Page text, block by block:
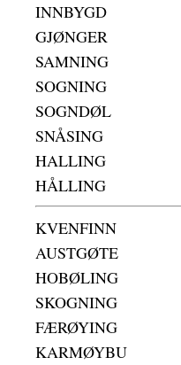
INNBYGD
GJØNGER
SAMNING
SOGNING
SOGNDØL
SNÅSING
HALLING
HÅLLING
KVENFINN
AUSTGØTE
HOBØLING
SKOGNING
FÆRØYING
KARMØYBU